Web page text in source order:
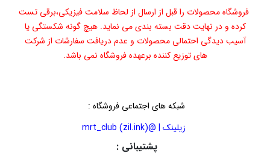
فروشگاه محصولات را قبل از ارسال از لحاظ سلامت فیزیکی،برقی تست
کرده و در نهایت دقت بسته بندی می نماید. هیچ گونه شکستگی یا
آسیب دیدگی احتمالی محصولات و عدم دریافت سفارشات از شرکت
های توزیع کننده برعهده فروشگاه نمی باشد.
شبکه های اجتماعی فروشگاه :
زیلینک | @mrt_club (zil.ink)
پشتیبانی :